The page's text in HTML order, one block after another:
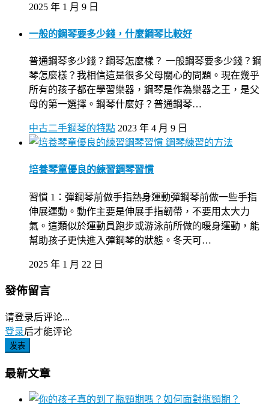
2025 年 1 月 9 日
一般的鋼琴要多少錢，什麼鋼琴比較好
普通鋼琴多少錢？鋼琴怎麼樣？ 一般鋼琴要多少錢？鋼
琴怎麼樣？我相信這是很多父母關心的問題。現在幾乎
所有的孩子都在學習樂器，鋼琴是作為樂器之王，是父
母的第一選擇。鋼琴什麼好？普通鋼琴…
中古二手鋼琴的特點 2023 年 4 月 9 日
鋼琴練習的方法
培養琴童優良的練習鋼琴習慣
習慣 1：彈鋼琴前做手指熱身運動彈鋼琴前做一些手指
伸展運動。動作主要是伸展手指韌帶，不要用太大力
氣。這類似於運動員跑步或游泳前所做的暖身運動，能
幫助孩子更快進入彈鋼琴的狀態。冬天可…
2025 年 1 月 22 日
發佈留言
请登录后评论...
登录后才能评论
发表
最新文章